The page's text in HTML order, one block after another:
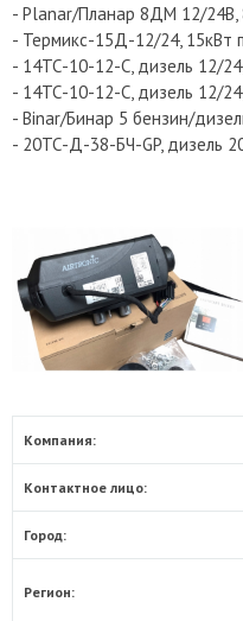
- Planar/Планар 8ДМ 12/24В,
- Термикс-15Д-12/24, 15кВт
- 14ТС-10-12-С, дизель 12/
- 14ТС-10-12-С, дизель 12/
- Binar/Бинар 5 бензин/
- 20ТС-Д-38-БЧ-GP, дизель
Компания:
Контактное лицо:
Город:
Регион: